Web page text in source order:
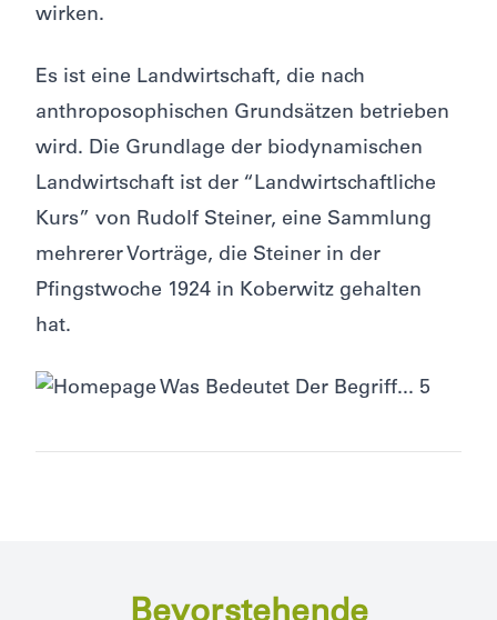
wirken.
Es ist eine Landwirtschaft, die nach
anthroposophischen Grundsätzen betrieben
wird. Die Grundlage der biodynamischen
Landwirtschaft ist der “Landwirtschaftliche
Kurs” von Rudolf Steiner, eine Sammlung
mehrerer Vorträge, die Steiner in der
Pfingstwoche 1924 in Koberwitz gehalten
hat.